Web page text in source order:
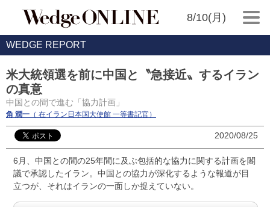
8/10(月)
WEDGE REPORT
米大統領選を前に中国と〝急接近〟するイラン
の真意
中国との間で進む「協力計画」
角 潤一 （ 在イラン日本国大使館 一等書記官）
2020/08/25
6月、中国との間の25年間に及ぶ包括的な協力に関する計画を閣
議で承認したイラン。中国との協力が深化するような報道が目
立つが、それはイランの一面しか捉えていない。